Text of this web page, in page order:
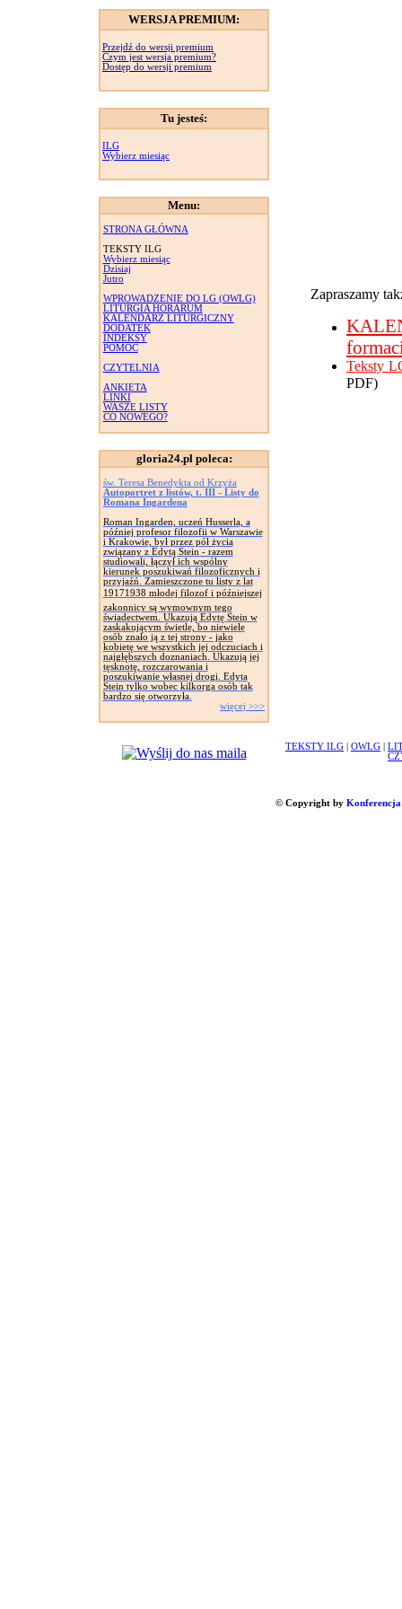
WERSJA PREMIUM:
Przejdź do wersji premium
Czym jest wersja premium?
Dostęp do wersji premium
Tu jesteś:
ILG
Wybierz miesiąc
Menu:
STRONA GŁÓWNA
TEKSTY ILG
Wybierz miesiąc
Dzisiaj
Jutro
WPROWADZENIE DO LG (OWLG)
LITURGIA HORARUM
KALENDARZ LITURGICZNY
DODATEK
INDEKSY
POMOC
CZYTELNIA
ANKIETA
LINKI
WASZE LISTY
CO NOWEGO?
gloria24.pl poleca:
św. Teresa Benedykta od Krzyża
Autoportret z listów, t. III - Listy do
Romana Ingardena
Roman Ingarden, uczeń Husserla, a
później profesor filozofii w Warszawie
i Krakowie, był przez pół życia
związany z Edytą Stein - razem
studiowali, łączył ich wspólny
kierunek poszukiwań filozoficznych i
przyjaźń. Zamieszczone tu listy z lat
19171938 młodej filozof i późniejszej
zakonnicy są wymownym tego
świadectwem. Ukazują Edytę Stein w
zaskakującym świetle, bo niewiele
osób znało ją z tej strony - jako
kobietę we wszystkich jej odczuciach i
najgłębszych doznaniach. Ukazują jej
tęsknotę, rozczarowania i
poszukiwanie własnej drogi. Edyta
Stein tylko wobec kilkorga osób tak
bardzo się otworzyła.
więcej >>>
Zapraszamy
Teksty
PDF)
TEKSTY ILG OWLG
© Copyright by Konferencja